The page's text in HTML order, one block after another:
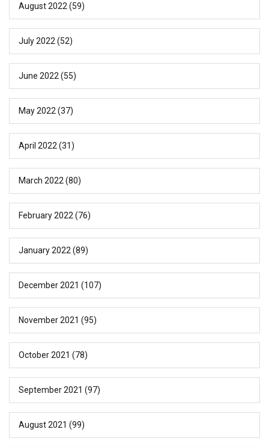
August 2022 (59)
July 2022 (52)
June 2022 (55)
May 2022 (37)
April 2022 (31)
March 2022 (80)
February 2022 (76)
January 2022 (89)
December 2021 (107)
November 2021 (95)
October 2021 (78)
September 2021 (97)
August 2021 (99)